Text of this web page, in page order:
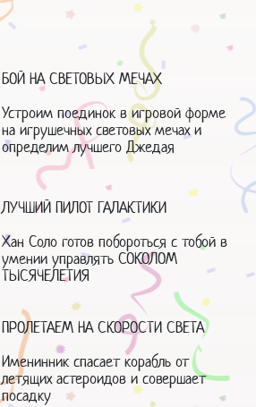
БОЙ НА СВЕТОВЫХ МЕЧАХ
Устроим поединок в игровой форме
на игрушечных световых мечах и
определим лучшего Джедая
ЛУЧШИЙ ПИЛОТ ГАЛАКТИКИ
Хан Соло готов побороться с тобой в
умении управлять СОКОЛОМ
ТЫСЯЧЕЛЕТИЯ
ПРОЛЕТАЕМ НА СКОРОСТИ СВЕТА
Именинник спасает корабль от
летящих астероидов и совершает
посадку